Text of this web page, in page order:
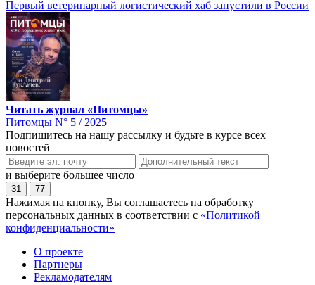
Первый ветеринарный логистический хаб запустили в России
Читать журнал «Питомцы»
Питомцы N° 5 / 2025
Подпишитесь на нашу рассылку и будьте в курсе всех
новостей
и выберите большее число
31 77
Нажимая на кнопку, Вы соглашаетесь на обработку
персональных данных в соответствии с «Политикой
конфиденциальности»
О проекте
Партнеры
Рекламодателям